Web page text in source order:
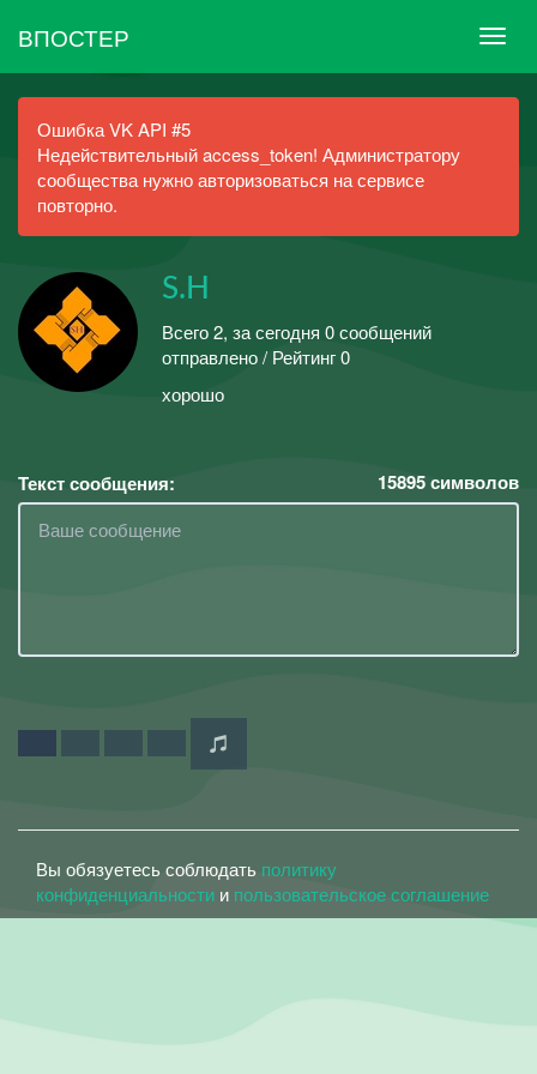
ВПОСТЕР
Ошибка VK API #5
Недействительный access_token! Администратору
сообщества нужно авторизоваться на сервисе
повторно.
S.H
Всего 2, за сегодня 0 сообщений
отправлено / Рейтинг 0
хорошо
Текст сообщения: 15895символов
Вы обязуетесь соблюдать политику
конфиденциальности и пользовательское соглашение